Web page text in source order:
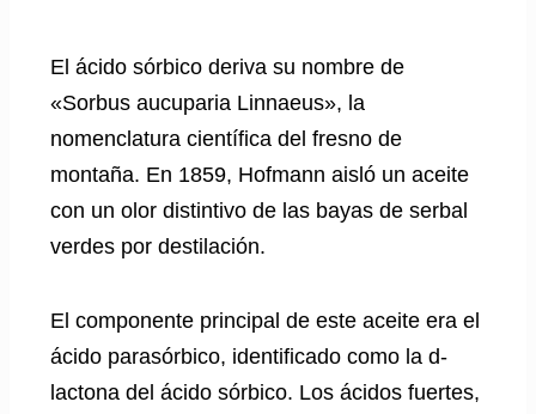
El ácido sórbico deriva su nombre de
«Sorbus aucuparia Linnaeus», la
nomenclatura científica del fresno de
montaña. En 1859, Hofmann aisló un aceite
con un olor distintivo de las bayas de serbal
verdes por destilación.
El componente principal de este aceite era el
ácido parasórbico, identificado como la d-
lactona del ácido sórbico. Los ácidos fuertes,